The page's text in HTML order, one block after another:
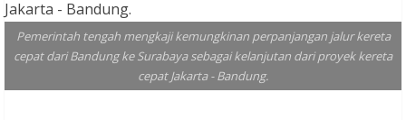
Pemerintah tengah mengkaji kemungkinan perpanjangan jalur kereta
cepat dari Bandung ke Surabaya sebagai kelanjutan dari proyek kereta
cepat Jakarta - Bandung.